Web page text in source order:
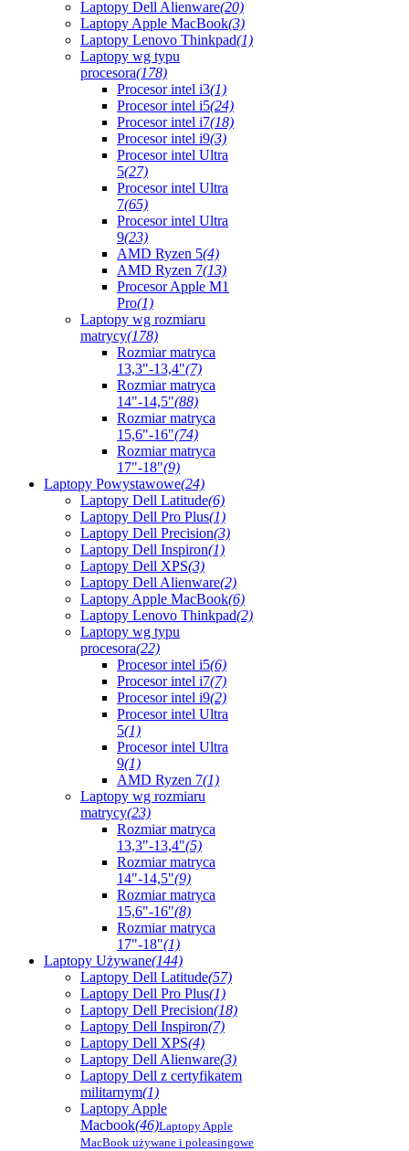
Laptopy Dell Alienware(20)
Laptopy Apple MacBook(3)
Laptopy Lenovo Thinkpad(1)
Laptopy wg typu
procesora(178)
Procesor intel i3(1)
Procesor intel i5(24)
Procesor intel i7(18)
Procesor intel i9(3)
Procesor intel Ultra
5(27)
Procesor intel Ultra
7(65)
Procesor intel Ultra
9(23)
AMD Ryzen 5(4)
AMD Ryzen 7(13)
Procesor Apple M1
Pro(1)
Laptopy wg rozmiaru
matrycy(178)
Rozmiar matryca
13,3"-13,4"(7)
Rozmiar matryca
14"-14,5"(88)
Rozmiar matryca
15,6"-16"(74)
Rozmiar matryca
17"-18"(9)
Laptopy Powystawowe(24)
Laptopy Dell Latitude(6)
Laptopy Dell Pro Plus(1)
Laptopy Dell Precision(3)
Laptopy Dell Inspiron(1)
Laptopy Dell XPS(3)
Laptopy Dell Alienware(2)
Laptopy Apple MacBook(6)
Laptopy Lenovo Thinkpad(2)
Laptopy wg typu
procesora(22)
Procesor intel i5(6)
Procesor intel i7(7)
Procesor intel i9(2)
Procesor intel Ultra
5(1)
Procesor intel Ultra
9(1)
AMD Ryzen 7(1)
Laptopy wg rozmiaru
matrycy(23)
Rozmiar matryca
13,3"-13,4"(5)
Rozmiar matryca
14"-14,5"(9)
Rozmiar matryca
15,6"-16"(8)
Rozmiar matryca
17"-18"(1)
Laptopy Używane(144)
Laptopy Dell Latitude(57)
Laptopy Dell Pro Plus(1)
Laptopy Dell Precision(18)
Laptopy Dell Inspiron(7)
Laptopy Dell XPS(4)
Laptopy Dell Alienware(3)
Laptopy Dell z certyfikatem
militarnym(1)
Laptopy Apple
Macbook(46)Laptopy Apple
MacBook używane i poleasingowe